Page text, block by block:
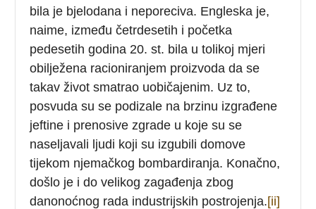
bila je bjelodana i neporeciva. Engleska je,
naime, između četrdesetih i početka
pedesetih godina 20. st. bila u tolikoj mjeri
obilježena racioniranjem proizvoda da se
takav život smatrao uobičajenim. Uz to,
posvuda su se podizale na brzinu izgrađene
jeftine i prenosive zgrade u koje su se
naseljavali ljudi koji su izgubili domove
tijekom njemačkog bombardiranja. Konačno,
došlo je i do velikog zagađenja zbog
danonoćnog rada industrijskih postrojenja.[ii]